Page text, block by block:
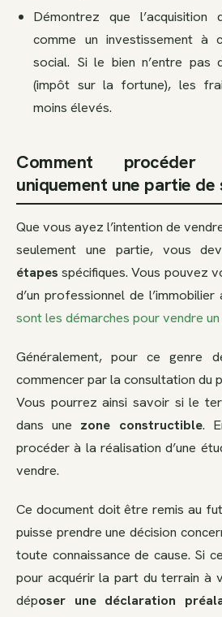
Démontrez que l’acquisition
comme un investissement à
social. Si le bien n’entre pas
(impôt sur la fortune), les
moins élevés.
Comment
uniquement une partie
Que vous ayez l’intention de
seulement une partie, vous
étapes spécifiques. Vous pouvez
d’un professionnel de
sont les démarches pour vendre
Généralement, pour ce genre
commencer par la consultation du
Vous pourrez ainsi savoir si le
dans une zone constructible.
procéder à la réalisation d’une
vendre.
Ce document doit être remis au
puisse prendre une décision
toute connaissance de cause. Si
pour acquérir la part du terrain à
déposer une déclaration